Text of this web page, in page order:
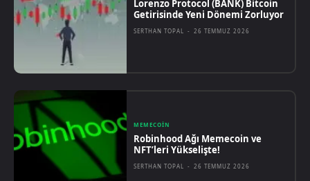
Lorenzo Protocol (BANK) Bitcoin
Getirisinde Yeni Dönemi Zorluyor
SERTHAN TOPAL - 26 TEMMUZ 2026
MEMECOIN
Robinhood Ağı Memecoin ve
NFT’leri Yükselişte!
SERTHAN TOPAL - 26 TEMMUZ 2026